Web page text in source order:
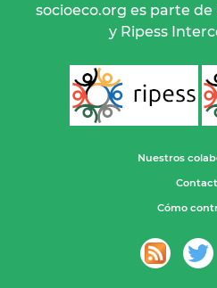
socioeco.org es parte
y Ripess
Nuestros
Cómo